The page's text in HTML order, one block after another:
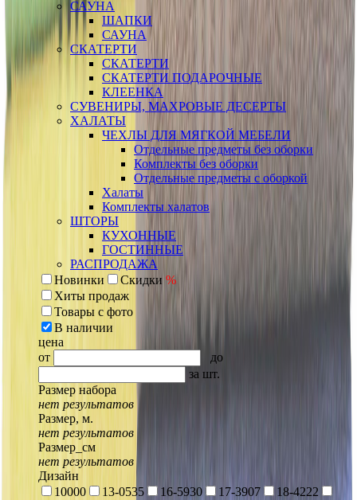
САУНА
ШАПКИ
САУНА
СКАТЕРТИ
СКАТЕРТИ
СКАТЕРТИ ПОДАРОЧНЫЕ
КЛЕЕНКА
СУВЕНИРЫ, МАХРОВЫЕ ДЕСЕРТЫ
ХАЛАТЫ
ЧЕХЛЫ ДЛЯ МЯГКОЙ МЕБЕЛИ
Отдельные предметы без оборки
Комплекты без оборки
Отдельные предметы с оборкой
Халаты
Комплекты халатов
ШТОРЫ
КУХОННЫЕ
ГОСТИННЫЕ
РАСПРОДАЖА
Новинки
Скидки %
Хиты продаж
Товары с фото
В наличии
цена
от
до
за шт.
Размер набора
нет результатов
Размер, м.
нет результатов
Размер_см
нет результатов
Дизайн
10000
13-0535 16-5930 17-3907
18-4222